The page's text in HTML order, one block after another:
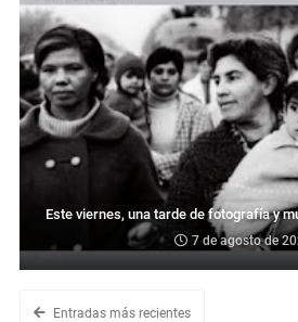
Este viernes, una tarde de fotografía y
7 de agosto de
Entradas más recientes